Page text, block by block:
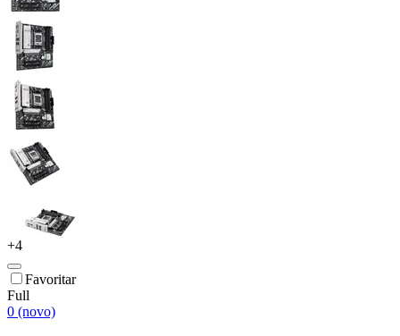
+4
Favoritar
Full
0 (novo)